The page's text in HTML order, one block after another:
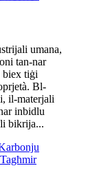
umana,
tan-nar
biex tiġi
Bl-
il-materjali
inbidlu
bikrija...